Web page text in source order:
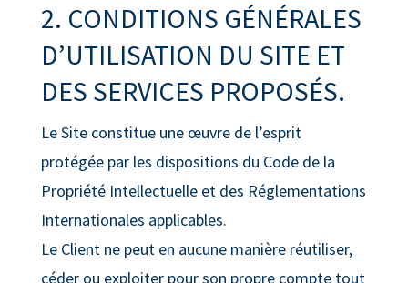
2. CONDITIONS GÉNÉRALES
D’UTILISATION DU SITE ET
DES SERVICES PROPOSÉS.
Le Site constitue une œuvre de l’esprit
protégée par les dispositions du Code de la
Propriété Intellectuelle et des Réglementations
Internationales applicables.
Le Client ne peut en aucune manière réutiliser,
céder ou exploiter pour son propre compte tout